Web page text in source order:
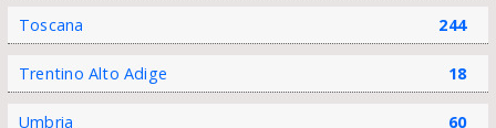
Toscana 244
Trentino Alto Adige 18
Umbria 60